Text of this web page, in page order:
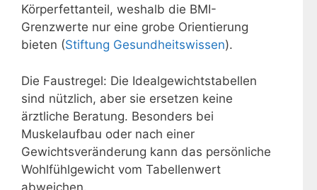
Körperfettanteil, weshalb die BMI-
Grenzwerte nur eine grobe Orientierung
bieten (Stiftung Gesundheitswissen).
Die Faustregel: Die Idealgewichtstabellen
sind nützlich, aber sie ersetzen keine
ärztliche Beratung. Besonders bei
Muskelaufbau oder nach einer
Gewichtsveränderung kann das persönliche
Wohlfühlgewicht vom Tabellenwert
abweichen.